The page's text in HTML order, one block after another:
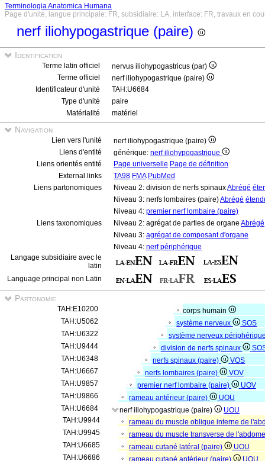
Terminologia Anatomica Humana
Page d'unité, langue principale: FR, subsidiaire: LA, interface: FR, travaux en
nerf iliohypogastrique (paire)
Identification
Terme latin officiel
nervus iliohypogastricus (par)
Terme officiel
nerf iliohypogastrique (paire)
Identificateur d'unité
TAH:U6684
Type d'unité
paire
Matérialité
matériel
Navigation
Lien vers l'unité
nerf iliohypogastrique (paire)
Liens d'entité
générique: nerf iliohypogastrique
Liens orientés entité
Page universelle Page de définition
External links
TA98 FMA PubMed
Liens partonomiques
Niveau 2: division de nerfs spinauxAbrégé
Niveau 3: nerfs lombaires (paire)Abrégé
Niveau 4: premier nerf lombaire (paire)
Liens taxonomiques
Niveau 2: agrégat de parties de organe Abrégé
Niveau 3: agrégat de composant d'organe
Niveau 4: nerf périphérique
Langage subsidiaire avec le
latin
Language principal non Latin
Partonomie
TAH:E10200
corps humain
TAH:U5062
système nerveux
SOS
TAH:U6322
système nerveux
TAH:U9444
division de nerfs spinaux
TAH:U6348
nerfs spinaux (paire)
VOS
TAH:U6667
nerfs lombaires (paire)
VOV
TAH:U9857
premier nerf lombaire (paire)
UOV
TAH:U9866
rameau antérieur (paire)
UOU
TAH:U6684
nerf iliohypogastrique (paire)
UOU
TAH:U9944
rameau du muscle oblique interne de
TAH:U9945
rameau du muscle transverse de
TAH:U6685
rameau cutané latéral (paire)
UOU
TAH:U6686
rameau cutané antérieur (paire)
UOU